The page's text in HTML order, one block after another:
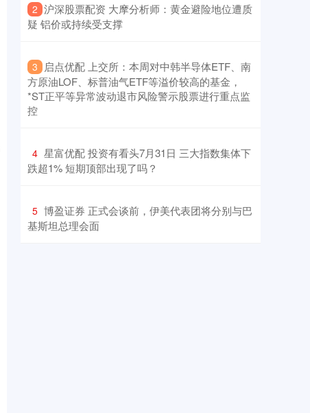
2 ​沪深股票配资 大摩分析师：黄金避险地位遭质
疑 铝价或持续受支撑
3 ​启点优配 上交所：本周对中韩半导体ETF、南
方原油LOF、标普油气ETF等溢价较高的基金，
*ST正平等异常波动退市风险警示股票进行重点监
控
4 ​星富优配 投资有看头7月31日 三大指数集体下
跌超1% 短期顶部出现了吗？
5 ​博盈证券 正式会谈前，伊美代表团将分别与巴
基斯坦总理会面